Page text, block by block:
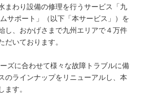
まわり設備の修理を行うサービス「九
サポート」（以下「本サービス」）を
し、おかげさまで九州エリアで４万件
だいております。
ズに合わせて様々な故障トラブルに備
のラインナップをリニューアルし、本
ます。